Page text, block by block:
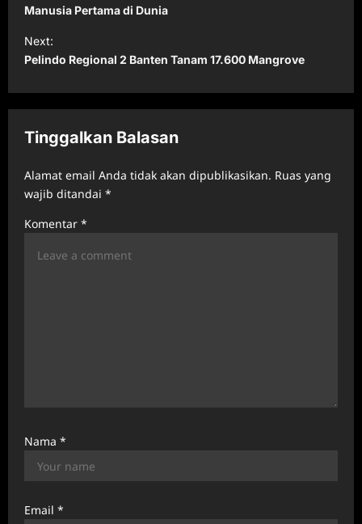
s
t
n
a
v
i
a
Manusia Pertama di Dunia
Next:
Pelindo Regional 2 Banten Tanam 17.600 Mangrove
Tinggalkan Balasan
Alamat email Anda tidak akan dipublikasikan. Ruas yang
wajib ditandai *
Komentar *
Nama *
Email *